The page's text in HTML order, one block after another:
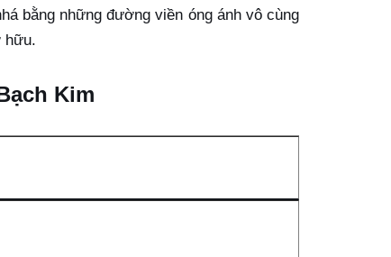
bằng những đường viền óng ánh vô cùng
hữu.
Kim